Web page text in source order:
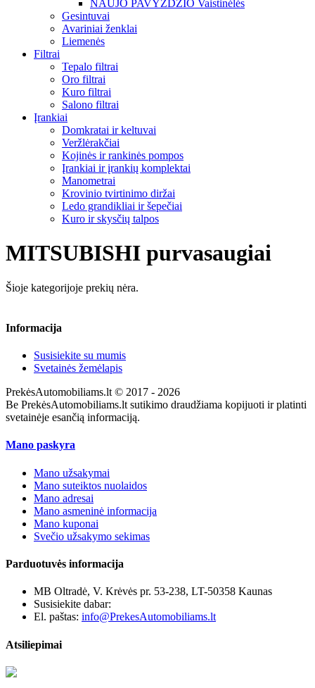
NAUJO PAVYZDŽIO Vaistinėlės
Gesintuvai
Avariniai ženklai
Liemenės
Filtrai
Tepalo filtrai
Oro filtrai
Kuro filtrai
Salono filtrai
Įrankiai
Domkratai ir keltuvai
Veržlėrakčiai
Kojinės ir rankinės pompos
Įrankiai ir įrankių komplektai
Manometrai
Krovinio tvirtinimo diržai
Ledo grandikliai ir šepečiai
Kuro ir skysčių talpos
MITSUBISHI purvasaugiai
Šioje kategorijoje prekių nėra.
Informacija
Susisiekite su mumis
Svetainės žemėlapis
PrekėsAutomobiliams.lt © 2017 - 2026
Be PrekėsAutomobiliams.lt sutikimo draudžiama kopijuoti ir platinti
svetainėje esančią informaciją.
Mano paskyra
Mano užsakymai
Mano suteiktos nuolaidos
Mano adresai
Mano asmeninė informacija
Mano kuponai
Svečio užsakymo sekimas
Parduotuvės informacija
MB Oltradė, V. Krėvės pr. 53-238, LT-50358 Kaunas
Susisiekite dabar:
El. paštas: info@PrekesAutomobiliams.lt
Atsiliepimai